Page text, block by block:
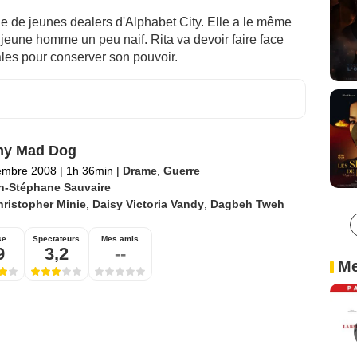
de jeunes dealers d'Alphabet City. Elle a le même
homme un peu naif. Rita va devoir faire face
pour conserver son pouvoir.
Mad Dog
2008 | 1h 36min | Drame, Guerre
Stéphane Sauvaire
Minie, Daisy Victoria Vandy, Dagbeh Tweh
Spectateurs
3,2
Mes amis
--